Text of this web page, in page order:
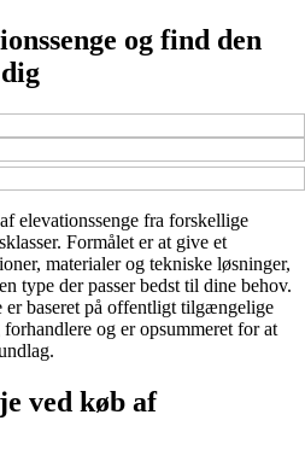
og find den
elevationssenge fra forskellige
Formålet er at give et
materialer og tekniske løsninger,
type der passer bedst til dine behov.
baseret på offentligt tilgængelige
og er opsummeret for at
ved køb af